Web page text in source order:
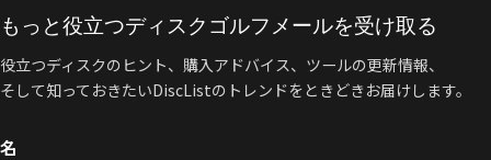
もっと役立つディスクゴルフメールを受け取る
役立つディスクのヒント、購入アドバイス、ツールの更新情報、
そして知っておきたいDiscListのトレンドをときどきお届けします。
名